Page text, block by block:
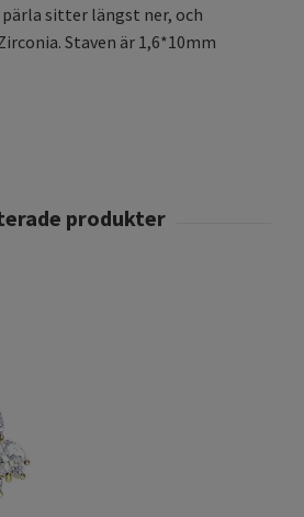
pärla sitter längst ner, och
Staven är 1,6*10mm